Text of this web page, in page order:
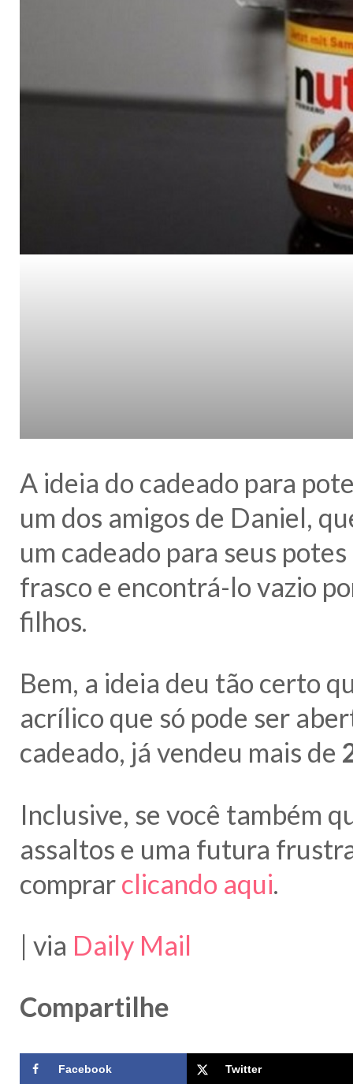
A ideia do cadeado para
um dos amigos de Daniel,
um cadeado para seus potes
frasco e encontrá-lo vazio
filhos.
Bem, a ideia deu tão certo
acrílico que só pode ser
cadeado, já vendeu mais de
Inclusive, se você também
assaltos e uma futura
comprarclicando aqui.
| via Daily Mail
Compartilhe
Facebook Twitter